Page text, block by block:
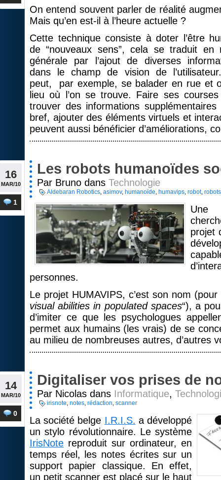
On entend souvent parler de réalité
Mais qu’en est-il à l’heure actuelle ?
Cette technique consiste à doter l’être
de “nouveaux sens”, cela se traduit en
générale par l’ajout de diverses
dans le champ de vision de
peut, par exemple, se balader en rue et
lieu où l’on se trouve. Faire ses
trouver des informations
bref, ajouter des éléments virtuels et
peuvent aussi bénéficier d’améliorations,
Les robots humanoïdes
16
MAR/10
1
Par Bruno dans Technologie
Aldebaran Robotics, asimov, humanoïde, humavips, robot,
Une
projet
personnes.
Le projet HUMAVIPS, c’est son nom (pour
visual abilities in populated spaces“), a
d’imiter ce que les psychologues
permet aux humains (les vrais) de se
au milieu de nombreuses autres, d’autres
Digitaliser vos prises de
14
MAR/10
0
Par Nicolas dans Informatique,
irisnote, notes, rédaction, scanner
La société belge I.R.I.S. a développé
un stylo révolutionnaire. Le système
IrisNote reproduit sur ordinateur, en
temps réel, les notes écrites sur un
support papier classique. En effet,
un petit scanner est placé sur le haut